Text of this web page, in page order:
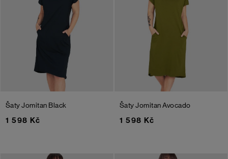
Šaty Jomitan Black
1 598 Kč
Šaty JomitanAvocado
1 598 Kč